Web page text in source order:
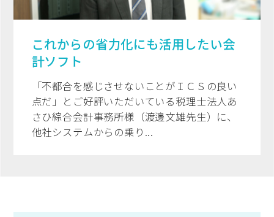
これからの省力化にも活用したい会
計ソフト
「不都合を感じさせないことがＩＣＳの良い
点だ」とご好評いただいている税理士法人あ
さひ綜合会計事務所様（渡邊文雄先生）に、
他社システムからの乗り...